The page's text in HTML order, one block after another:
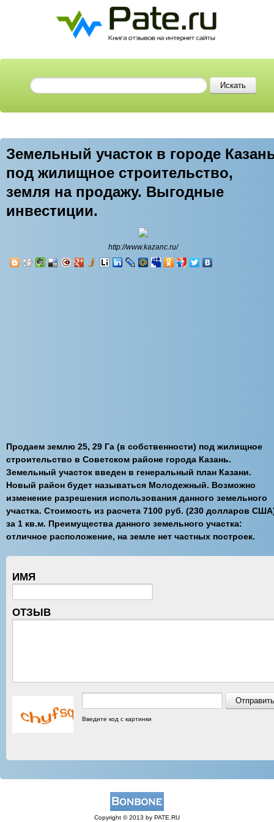
Земельный участок в городе
под жилищное строительство,
земля на продажу. Выгодные
инвестиции.
http://www.kazanc.ru/
Продаем землю 25, 29 Га (в собственности) под жилищное
строительство в Советском районе города Казань.
Земельный участок введен в генеральный план Казани.
Новый район будет называться Молодежный. Возможно
изменение разрешения использования данного земельного
участка. Стоимость из расчета 7100 руб. (230 долларов
за 1 кв.м. Преимущества данного земельного участка:
отличное расположение, на земле нет частных построек.
ИМЯ
ОТЗЫВ
Введите код с картинки
Copyright © 2013 by PATE.RU